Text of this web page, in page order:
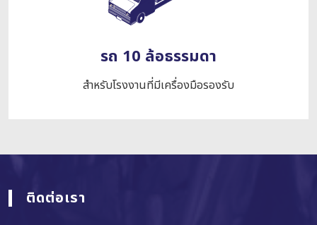
รถ 10 ล้อธรรมดา
สำหรับโรงงานที่มีเครื่องมือรองรับ
ติดต่อเรา